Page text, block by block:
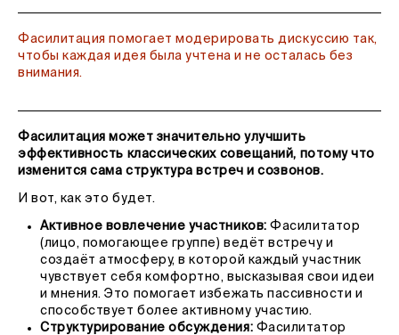
Фасилитация помогает модерировать дискуссию так,
чтобы каждая идея была учтена и не осталась без
внимания.
Фасилитация может значительно улучшить
эффективность классических совещаний, потому что
изменится сама структура встреч и созвонов.
И вот, как это будет.
Активное вовлечение участников: Фасилитатор
(лицо, помогающее группе) ведёт встречу и
создаёт атмосферу, в которой каждый участник
чувствует себя комфортно, высказывая свои идеи
и мнения. Это помогает избежать пассивности и
способствует более активному участию.
Структурирование обсуждения: Фасилитатор